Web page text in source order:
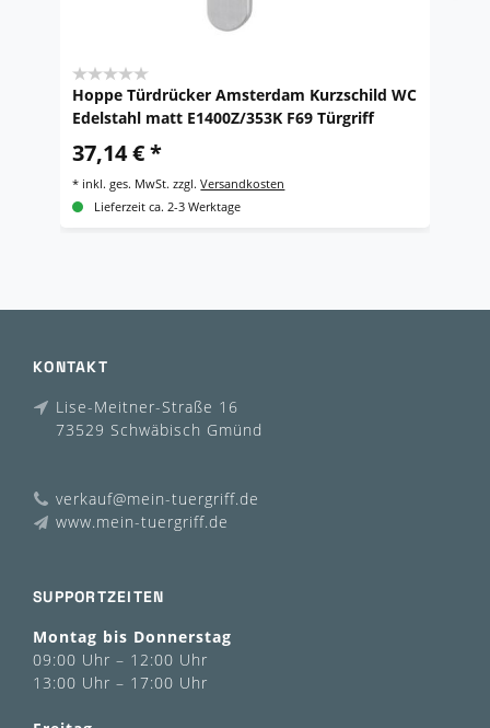
Hoppe Türdrücker Amsterdam Kurzschild WC
Edelstahl matt E1400Z/353K F69 Türgriff
37,14 € *
* inkl. ges. MwSt. zzgl.Versandkosten
Lieferzeit ca. 2-3 Werktage
KONTAKT
Lise-Meitner-Straße 16
73529 Schwäbisch Gmünd
verkauf@mein-tuergriff.de
www.mein-tuergriff.de
SUPPORTZEITEN
Montag bis Donnerstag
09:00 Uhr – 12:00 Uhr
13:00 Uhr – 17:00 Uhr